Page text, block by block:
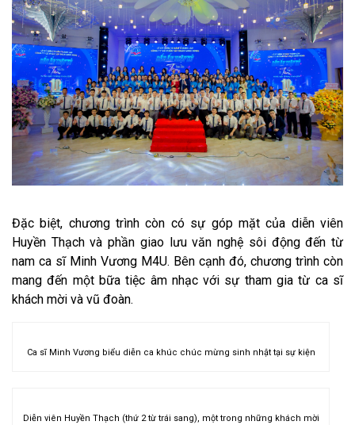
Đặc biệt, chương trình còn có sự góp mặt của diễn viên
Huyền Thạch và phần giao lưu văn nghệ sôi động đến từ
nam ca sĩ Minh Vương M4U. Bên cạnh đó, chương trình còn
mang đến một bữa tiệc âm nhạc với sự tham gia từ ca sĩ
khách mời và vũ đoàn.
Ca sĩ Minh Vương biểu diễn ca khúc chúc mừng sinh nhật tại sự kiện
Diễn viên Huyền Thạch (thứ 2 từ trái sang), một trong những khách mời